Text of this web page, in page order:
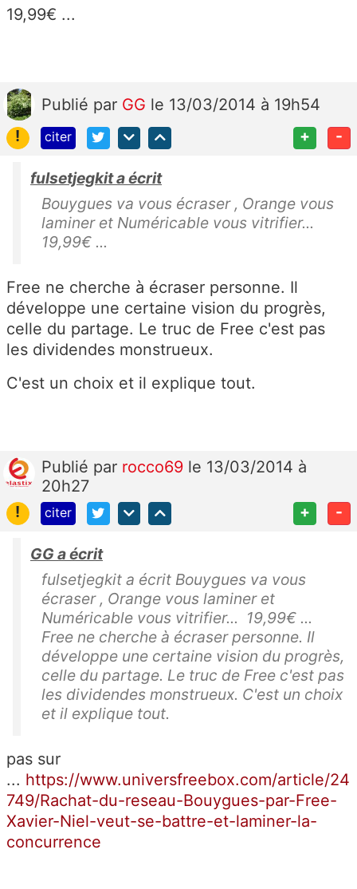
19,99€ ...
Publié par GG le 13/03/2014 à 19h54
!
citer + -
fulsetjegkit a écrit
Bouygues va vous écraser , Orange vous
laminer et Numéricable vous vitrifier...
19,99€ ...
Free ne cherche à écraser personne. Il
développe une certaine vision du progrès,
celle du partage. Le truc de Free c'est pas
les dividendes monstrueux.
C'est un choix et il explique tout.
Publié par rocco69 le 13/03/2014 à
20h27
!
citer + -
GG a écrit
fulsetjegkit a écrit Bouygues va vous
écraser , Orange vous laminer et
Numéricable vous vitrifier... 19,99€ ...
Free ne cherche à écraser personne. Il
développe une certaine vision du progrès,
celle du partage. Le truc de Free c'est pas
les dividendes monstrueux. C'est un choix
et il explique tout.
pas sur
... https://www.universfreebox.com/article/24
749/Rachat-du-reseau-Bouygues-par-Free-
Xavier-Niel-veut-se-battre-et-laminer-la-
concurrence